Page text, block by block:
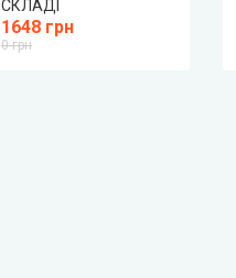
СКЛАДІ
1648 грн
0 грн